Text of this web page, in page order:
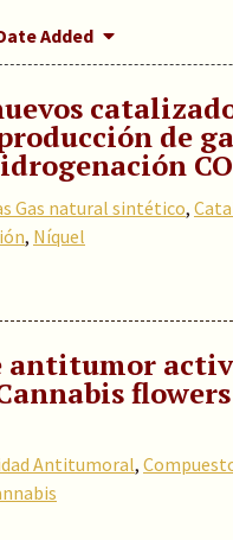
Added
de
Gas natural sintético,
, Níquel
antitumor
Antitumoral,